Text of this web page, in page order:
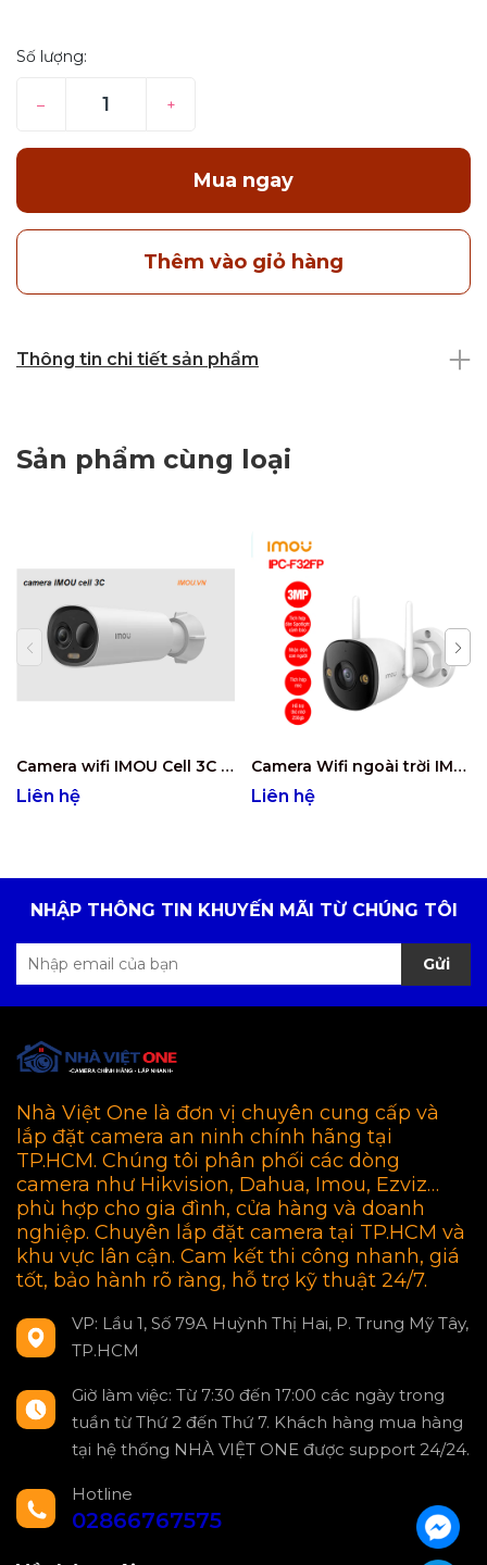
Số lượng:
– +
Mua ngay
Thêm vào giỏ hàng
Thông tin chi tiết sản phẩm
Sản phẩm cùng loại
Camera wifi IMOU Cell 3C IPC-K9DCP-3T0WE
Liên hệ
Camera Wifi ngoài trời IMOU IPC-F32FP 3MP
Liên hệ
NHẬP THÔNG TIN KHUYẾN MÃI TỪ CHÚNG TÔI
Gửi
Nhà Việt One là đơn vị chuyên cung cấp và
lắp đặt camera an ninh chính hãng tại
TP.HCM. Chúng tôi phân phối các dòng
camera như Hikvision, Dahua, Imou, Ezviz…
phù hợp cho gia đình, cửa hàng và doanh
nghiệp. Chuyên lắp đặt camera tại TP.HCM và
khu vực lân cận. Cam kết thi công nhanh, giá
tốt, bảo hành rõ ràng, hỗ trợ kỹ thuật 24/7.
VP: Lầu 1, Số 79A Huỳnh Thị Hai, P. Trung Mỹ Tây,
TP.HCM
Giờ làm việc: Từ 7:30 đến 17:00 các ngày trong
tuần từ Thứ 2 đến Thứ 7. Khách hàng mua hàng
tại hệ thống NHÀ VIỆT ONE được support 24/24.
Hotline
02866767575